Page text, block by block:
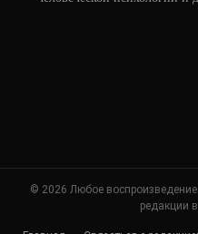
© 2026 Любое
редакции